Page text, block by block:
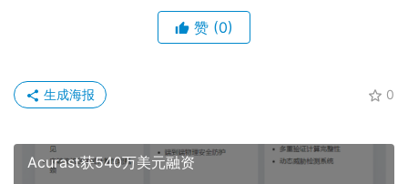
赞 (0)
0
生成海报
Acurast获540万美元融资